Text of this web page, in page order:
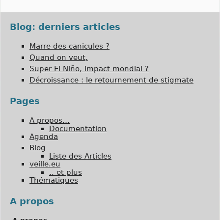
Blog: derniers articles
Marre des canicules ?
Quand on veut,
Super El Niño, impact mondial ?
Décroissance : le retournement de stigmate
Pages
A propos…
Documentation
Agenda
Blog
Liste des Articles
veille.eu
.. et plus
Thématiques
A propos